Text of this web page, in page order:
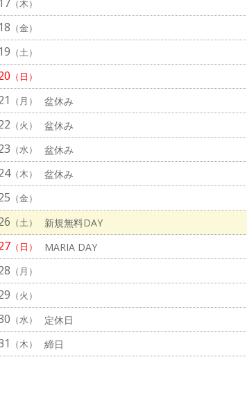
（木）
18 （金）
19 （土）
（日）
（月） 盆休み
（火） 盆休み
（水） 盆休み
（木） 盆休み
（金）
（土） 新規無料DAY
（日） MARIA DAY
（月）
（火）
（水） 定休日
（木） 締日